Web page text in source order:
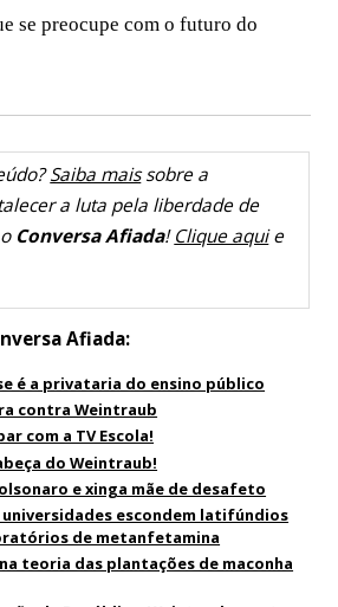
se preocupe com o futuro do
Saiba maissobre a
a luta pela liberdade de
Conversa Afiada!Clique aquie
Afiada:
é a privataria do ensino público
contra Weintraub
com a TV Escola!
do Weintraub!
e xinga mãe de desafeto
escondem latifúndios
de metanfetamina
teoria das plantações de maconha